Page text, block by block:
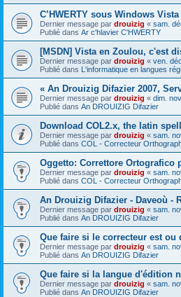
C’HWERTY sous Windows Vista
Dernier message par drouizig « sam.
Publié dans Ar c'hlavier C'HWERTY
[MSDN] Vista en Zoulou, c'est
Dernier message par drouizig « ven.
Publié dans L'informatique en langues
« An Drouizig Difazier 2007,
Dernier message par drouizig « dim.
Publié dans An DROUIZIG Difazier
Download COL2.x, the latin
Dernier message par drouizig « sam.
Publié dans COL - Correcteur
Oggetto: Correttore Ortografico
Dernier message par drouizig « sam.
Publié dans COL - Correcteur
An Drouizig Difazier - Daveoù -
Dernier message par drouizig « sam.
Publié dans An DROUIZIG Difazier
Que faire si le correcteur est ou
Dernier message par drouizig « sam.
Publié dans An DROUIZIG Difazier
Que faire si la langue d'édition
Dernier message par drouizig « sam.
Publié dans An DROUIZIG Difazier